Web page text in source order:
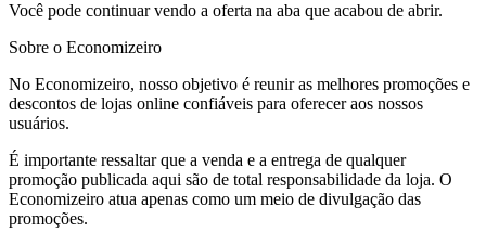
Você pode continuar vendo a oferta na aba que acabou de abrir.
Sobre o Economizeiro
No Economizeiro, nosso objetivo é reunir as melhores promoções e
descontos de lojas online confiáveis para oferecer aos nossos
usuários.
É importante ressaltar que a venda e a entrega de qualquer
promoção publicada aqui são de total responsabilidade da loja. O
Economizeiro atua apenas como um meio de divulgação das
promoções.